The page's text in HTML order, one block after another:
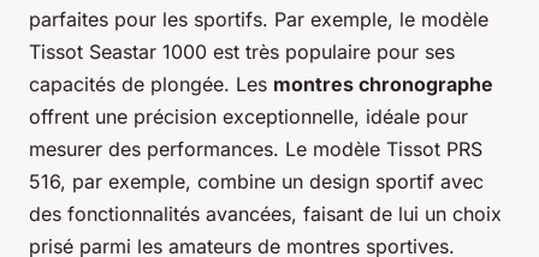
parfaites pour les sportifs. Par exemple, le modèle
Tissot Seastar 1000 est très populaire pour ses
capacités de plongée. Les montres chronographe
offrent une précision exceptionnelle, idéale pour
mesurer des performances. Le modèle Tissot PRS
516, par exemple, combine un design sportif avec
des fonctionnalités avancées, faisant de lui un choix
prisé parmi les amateurs de montres sportives.